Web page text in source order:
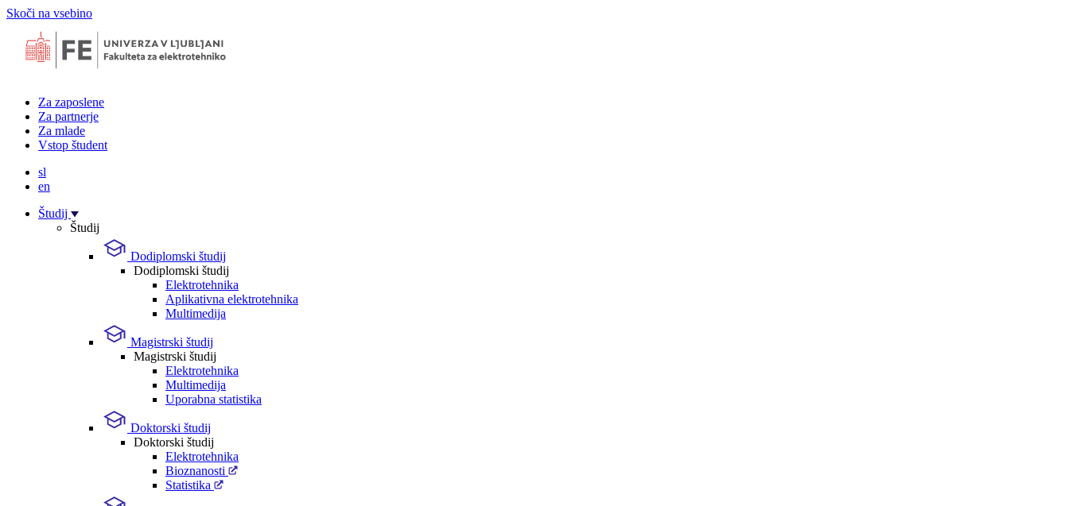
Skoči na vsebino
Za zaposlene
Za partnerje
Za mlade
Vstop študent
sl
en
Študij
Študij
Dodiplomski študij
Dodiplomski študij
Elektrotehnika
Aplikativna elektrotehnika
Multimedija
Magistrski študij
Magistrski študij
Elektrotehnika
Multimedija
Uporabna statistika
Doktorski študij
Doktorski študij
Elektrotehnika
Bioznanosti
Statistika